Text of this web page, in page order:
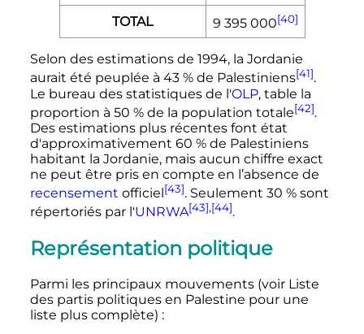
TOTAL
9 395 000[40]
Selon des estimations de 1994, la Jordanie
aurait été peuplée à 43 % de Palestiniens[41].
Le bureau des statistiques de l'OLP, table la
proportion à 50 % de la population totale[42].
Des estimations plus récentes font état
d'approximativement 60 % de Palestiniens
habitant la Jordanie, mais aucun chiffre exact
ne peut être pris en compte en l’absence de
recensement officiel [43]. Seulement 30 % sont
répertoriés par l'UNRWA[43],[44].
Représentation politique
Parmi les principaux mouvements (voir Liste
des partis politiques en Palestine pour une
liste plus complète) :